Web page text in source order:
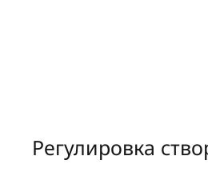
Регулировка